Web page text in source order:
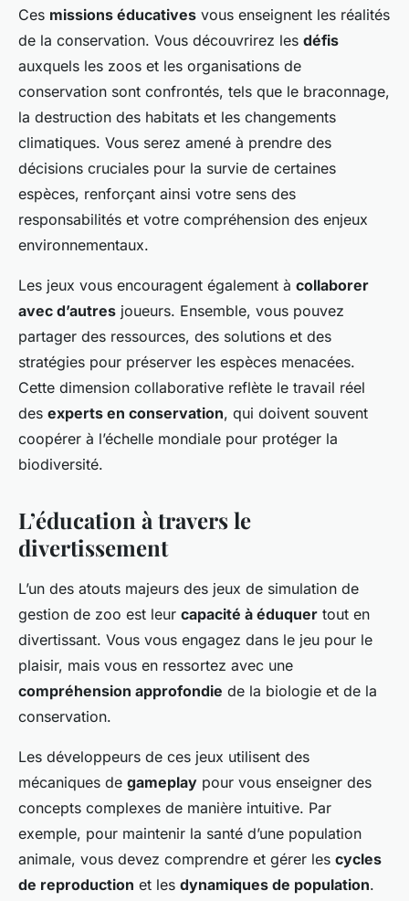
Ces missions éducatives vous enseignent les réalités
de la conservation. Vous découvrirez les défis
auxquels les zoos et les organisations de
conservation sont confrontés, tels que le braconnage,
la destruction des habitats et les changements
climatiques. Vous serez amené à prendre des
décisions cruciales pour la survie de certaines
espèces, renforçant ainsi votre sens des
responsabilités et votre compréhension des enjeux
environnementaux.
Les jeux vous encouragent également à collaborer
avec d’autres joueurs. Ensemble, vous pouvez
partager des ressources, des solutions et des
stratégies pour préserver les espèces menacées.
Cette dimension collaborative reflète le travail réel
des experts en conservation, qui doivent souvent
coopérer à l’échelle mondiale pour protéger la
biodiversité.
L’éducation à travers le
divertissement
L’un des atouts majeurs des jeux de simulation de
gestion de zoo est leur capacité à éduquer tout en
divertissant. Vous vous engagez dans le jeu pour le
plaisir, mais vous en ressortez avec une
compréhension approfondie de la biologie et de la
conservation.
Les développeurs de ces jeux utilisent des
mécaniques de gameplay pour vous enseigner des
concepts complexes de manière intuitive. Par
exemple, pour maintenir la santé d’une population
animale, vous devez comprendre et gérer les cycles
de reproduction et les dynamiques de population.